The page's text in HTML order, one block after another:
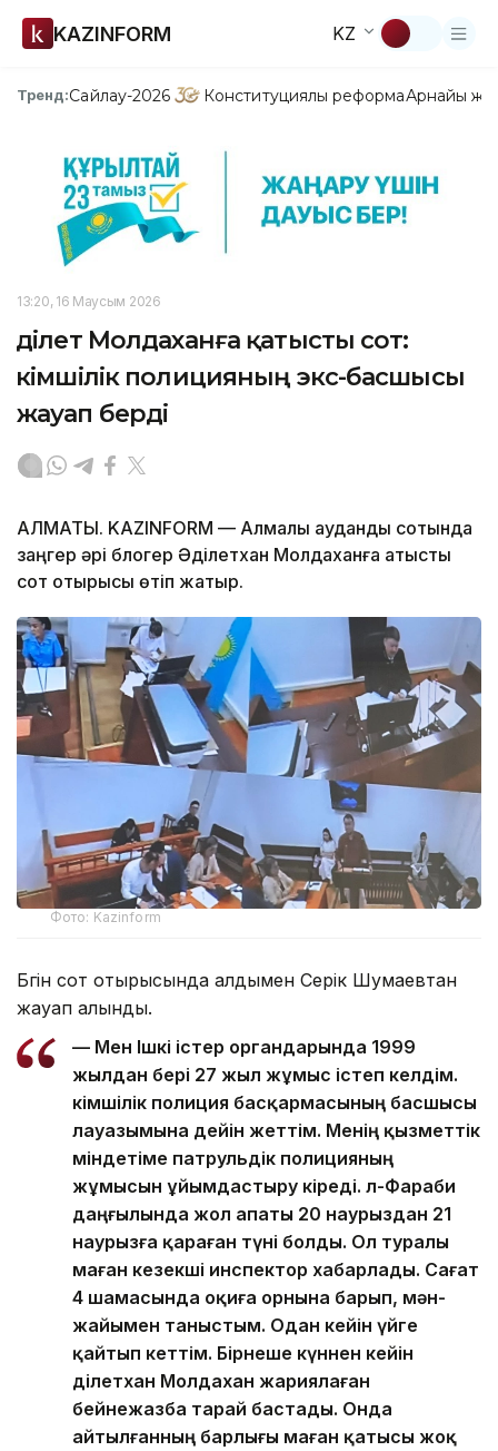
KAZINFORM KZ
Тренд:Сайлау-2026 Конституциялық реформаАрнайы
13:20, 16 Маусым 2026
Әділет Молдаханға қатысты сот:
Әкімшілік полицияның экс-басшысы
жауап берді
АЛМАТЫ. KAZINFORM — Алмалы аудандық сотында
заңгер әрі блогер Әділетхан Молдаханға қатысты
сот отырысы өтіп жатыр.
Фото: Kazinform
Бүгін сот отырысында алдымен Серік Шумаевтан
жауап алынды.
— Мен Ішкі істер органдарында 1999
жылдан бері 27 жыл жұмыс істеп келдім.
Әкімшілік полиция басқармасының басшысы
лауазымына дейін жеттім. Менің қызметтік
міндетіме патрульдік полицияның
жұмысын ұйымдастыру кіреді. Әл-Фараби
даңғылында жол апаты 20 наурыздан 21
наурызға қараған түні болды. Ол туралы
маған кезекші инспектор хабарлады. Сағат
4 шамасында оқиға орнына барып, мән-
жайымен таныстым. Одан кейін үйге
қайтып кеттім. Бірнеше күннен кейін
Әділетхан Молдахан жариялаған
бейнежазба тарай бастады. Онда
айтылғанның барлығы маған қатысы жоқ